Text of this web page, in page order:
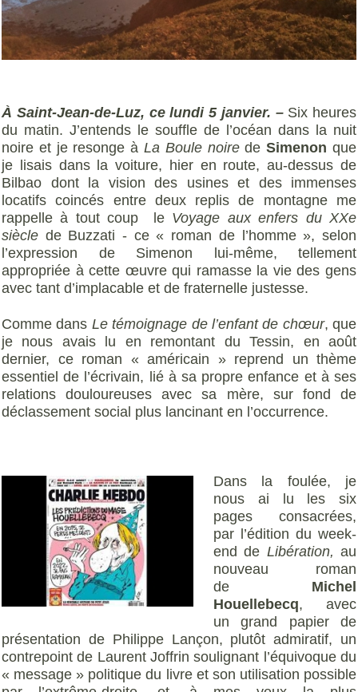
À Saint-Jean-de-Luz, ce lundi 5 janvier. – Six heures
du matin. J’entends le souffle de l’océan dans la nuit
noire et je resonge à La Boule noiredeSimenon que
je lisais dans la voiture, hier en route, au-dessus de
Bilbao dont la vision des usines et des immenses
locatifs coincés entre deux replis de montagne me
rappelle à tout coup le Voyage aux enfers du XXe
siècle de Buzzati - ce « roman de l’homme », selon
l’expression de Simenon lui-même, tellement
appropriée à cette œuvre qui ramasse la vie des gens
avec tant d’implacable et de fraternelle justesse.
Comme dans Le témoignage de l’enfant de chœur, que
je nous avais lu en remontant du Tessin, en août
dernier, ce roman « américain » reprend un thème
essentiel de l’écrivain, lié à sa propre enfance et à ses
relations douloureuses avec sa mère, sur fond de
déclassement social plus lancinant en l’occurrence.
Dans la foulée, je
nous ai lu les six
pages consacrées,
par l’édition du week-
end de Libération, au
nouveau roman
de Michel
Houellebecq, avec
un grand papier de
présentation de Philippe Lançon, plutôt admiratif, un
contrepoint de Laurent Joffrin soulignant l’équivoque du
« message » politique du livre et son utilisation possible